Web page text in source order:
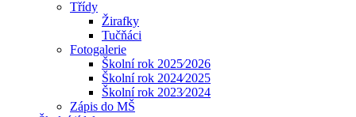
Třídy
Žirafky
Tučňáci
Fotogalerie
Školní rok 2025⁄2026
Školní rok 2024⁄2025
Školní rok 2023⁄2024
Zápis do MŠ